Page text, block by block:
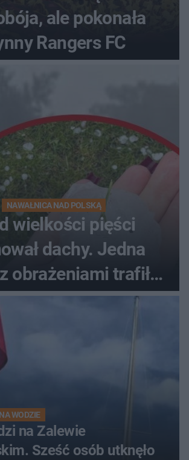
ale pokonała
Rangers FC
NAWAŁNICA NAD POLSKĄ
wielkości pięści
dachy. Jedna
obrażeniami trafiła
do szpitala
WODZIE
na Zalewie
Sześć osób utknęło